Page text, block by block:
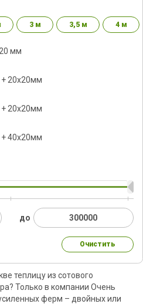
3 м 3,5 м 4 м
мм
20х20мм
20х20мм
40х20мм
до
Очистить
теплицу из сотового
Только в компании Очень
ферм – двойных или